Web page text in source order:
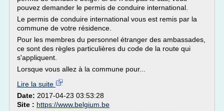
pouvez demander le permis de conduire international.
Le permis de conduire international vous est remis par la
commune de votre résidence.
Pour les membres du personnel étranger des ambassades,
ce sont des règles particulières du code de la route qui
s'appliquent.
Lorsque vous allez à la commune pour...
Lire la suite
Date: 2017-04-23 03:53:28
Site : https://www.belgium.be